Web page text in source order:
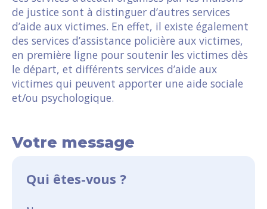
de justice sont à distinguer d’autres services
d’aide aux victimes. En effet, il existe également
des services d’assistance policière aux victimes,
en première ligne pour soutenir les victimes dès
le départ, et différents services d’aide aux
victimes qui peuvent apporter une aide sociale
et/ou psychologique.
Votre message
Qui êtes-vous ?